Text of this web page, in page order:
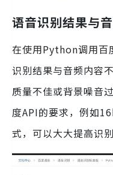
语音识别结果与
在使用Python调用百
识别结果与音频内容
质量不佳或背景噪音
度API的要求，例如
式，可以大大提高识别